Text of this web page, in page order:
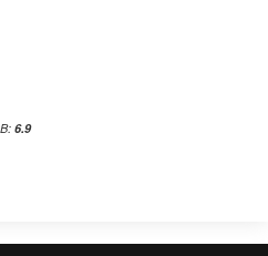
6.9